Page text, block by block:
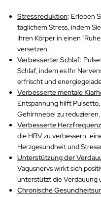
Stressreduktion: Erleben
täglichem Stress, indem
Ihren Körper in einen
versetzen.
Verbesserter Schlaf:
Schlaf, indem es Ihr
erfrischt und
Verbesserte mentale
Entspannung hilft
Gehirnnebel zu reduzieren.
Verbesserte
die HRV zu verbessern,
Herzgesundheit und
Unterstützung der
Vagusnervs wirkt sich
unterstützt die Verdauung
Chronische